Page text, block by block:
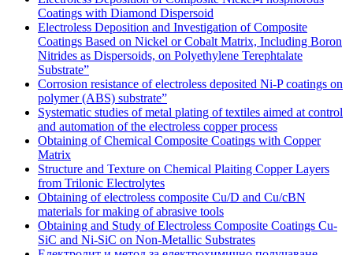
Coatings with Diamond Dispersoid
Electroless Deposition and Investigation of Composite
Coatings Based on Nickel or Cobalt Matrix, Including Boron
Nitrides as Dispersoids, on Polyethylene Terephtalate
Substrate”
Corrosion resistance of electroless deposited Ni-P coatings on
polymer (ABS) substrate”
Systematic studies of metal plating of textiles aimed at control
and automation of the electroless copper process
Obtaining of Chemical Composite Coatings with Copper
Matrix
Structure and Texture on Chemical Plaiting Copper Layers
from Trilonic Electrolytes
Obtaining of electroless composite Cu/D and Cu/cBN
materials for making of abrasive tools
Obtaining and Study of Electroless Composite Coatings Cu-
SiC and Ni-SiC on Non-Metallic Substrates